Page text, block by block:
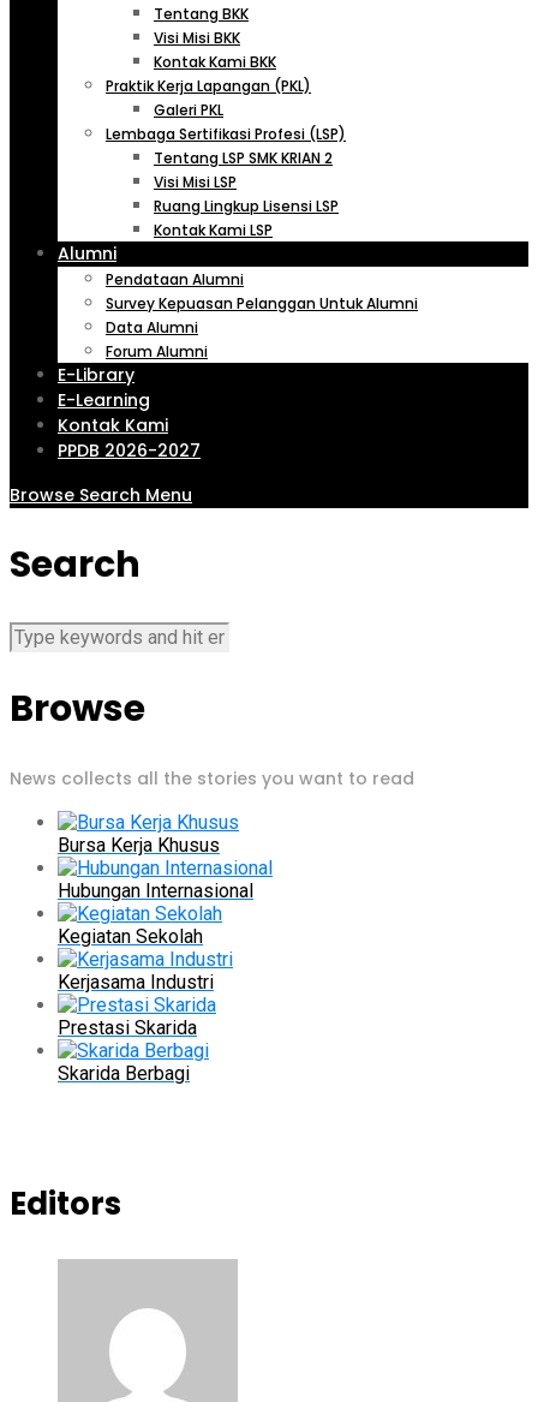
Tentang BKK
Visi Misi BKK
Kontak Kami BKK
Praktik Kerja Lapangan (PKL)
Galeri PKL
Lembaga Sertifikasi Profesi (LSP)
Tentang LSP SMK KRIAN 2
Visi Misi LSP
Ruang Lingkup Lisensi LSP
Kontak Kami LSP
Alumni
Pendataan Alumni
Survey Kepuasan Pelanggan Untuk Alumni
Data Alumni
Forum Alumni
E-Library
E-Learning
Kontak Kami
PPDB 2026-2027
Browse Search Menu
Search
Browse
News collects all the stories you want to read
Bursa Kerja Khusus
Hubungan Internasional
Kegiatan Sekolah
Kerjasama Industri
Prestasi Skarida
Skarida Berbagi
Editors